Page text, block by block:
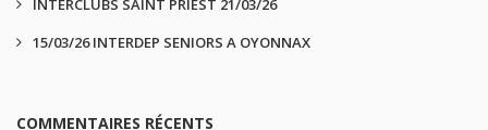
INTERCLUBS SAINT PRIEST 21/03/26
15/03/26 INTERDEP SENIORS A OYONNAX
COMMENTAIRES RÉCENTS